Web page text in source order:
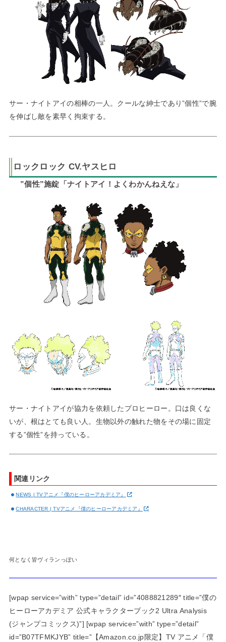
サー・ナイトアイの相棒の一人。クールな紳士であり”個性”で腕
を伸ばし敵を素早く拘束する。
ロックロック CV.ヤスヒロ
”個性”施錠「ナイトアイ！よくわかんねえな」
サー・ナイトアイが協力を依頼したプロヒーロー。口は良くな
いが、根はとても良い人。生物以外の触れた物をその場に固定
する”個性”を持っている。
関連リンク
NEWS | TVアニメ『僕のヒーローアカデミア』
CHARACTER | TVアニメ『僕のヒーローアカデミア』
何となく皆ヴィランっぽい
[wpap service=”with” type=”detail” id=”4088821289″ title=”僕の
ヒーローアカデミア 公式キャラクターブック2 Ultra Analysis
(ジャンプコミックス)”] [wpap service=”with” type=”detail”
id=”B07TFMKJYB” title=”【Amazon.co.jp限定】TV アニメ「僕